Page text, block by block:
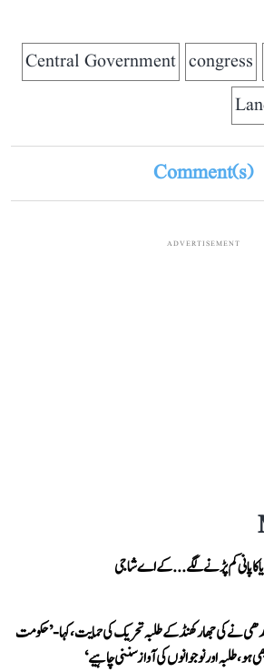
congress
Central Government
Comment(s)
ADVERTISEMENT
پانی کم پڑنے لگے...کے اے شاجی
نے کی جھارکھنڈ کے طلبہ تحریک کی حمایت، کہا- ’حکومت
ہو، طلبہ اور نوجوانوں کی آواز سننی چاہیے‘